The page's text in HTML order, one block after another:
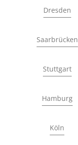
Dresden
Saarbrücken
Stuttgart
Hamburg
Köln